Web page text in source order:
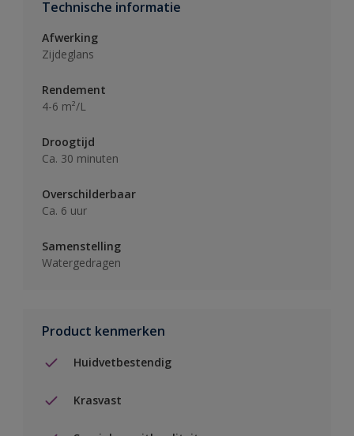
Technische informatie
Afwerking
Zijdeglans
Rendement
4-6 m²/L
Droogtijd
Ca. 30 minuten
Overschilderbaar
Ca. 6 uur
Samenstelling
Watergedragen
Product kenmerken
Huidvetbestendig
Krasvast